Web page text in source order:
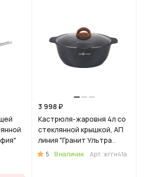
3 998 ₽
Кастрюля-жаровня 4л со
стеклянной крышкой, АП
линия "Гранит Ультра
Индукционная" (синий)
5 В наличии Арт.жгги41а